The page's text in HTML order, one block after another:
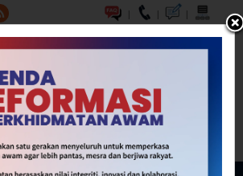
| | |
BM EN